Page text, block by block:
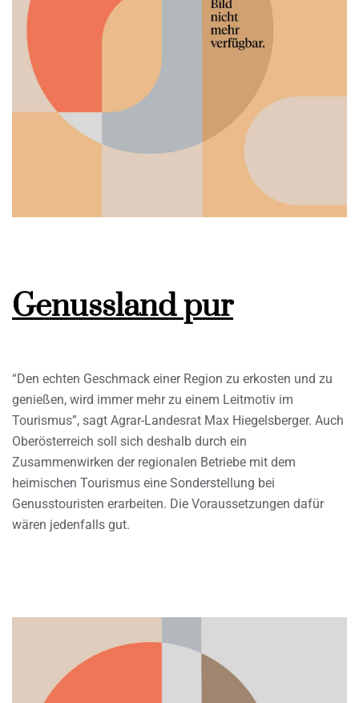
Genussland pur
“Den echten Geschmack einer Region zu erkosten und zu
genießen, wird immer mehr zu einem Leitmotiv im
Tourismus”, sagt Agrar-Landesrat Max Hiegelsberger. Auch
Oberösterreich soll sich deshalb durch ein
Zusammenwirken der regionalen Betriebe mit dem
heimischen Tourismus eine Sonderstellung bei
Genusstouristen erarbeiten. Die Voraussetzungen dafür
wären jedenfalls gut.